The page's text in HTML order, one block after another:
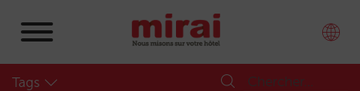
Tags